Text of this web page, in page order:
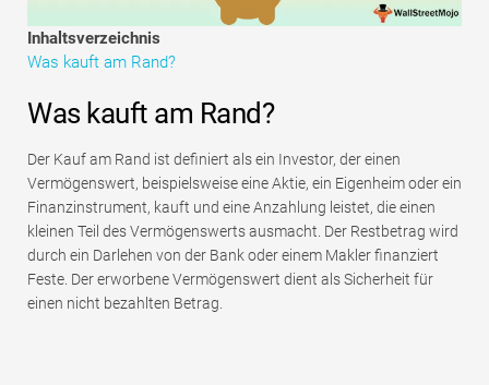
Tutorials zur Finanzmodellierung
Vollständige Form
Risikomanagement-Tutorials
Inhaltsverzeichnis
Was kauft am Rand?
Was kauft am Rand?
Der Kauf am Rand ist definiert als ein Investor, der einen
Vermögenswert, beispielsweise eine Aktie, ein Eigenheim oder ein
Finanzinstrument, kauft und eine Anzahlung leistet, die einen
kleinen Teil des Vermögenswerts ausmacht. Der Restbetrag wird
durch ein Darlehen von der Bank oder einem Makler finanziert
Feste. Der erworbene Vermögenswert dient als Sicherheit für
einen nicht bezahlten Betrag.